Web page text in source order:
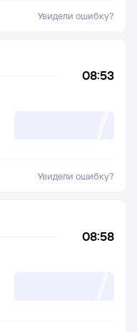
Увидели ошибку?
08:53
Увидели ошибку?
08:58